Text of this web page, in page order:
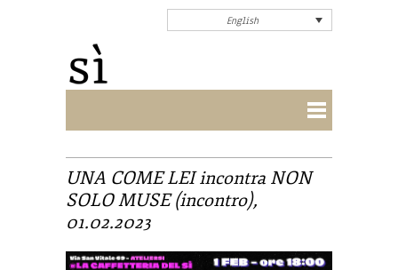
English
UNA COME LEI incontra NON
SOLO MUSE (incontro),
01.02.2023